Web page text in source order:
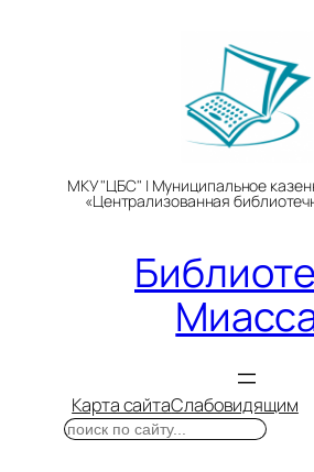
МКУ "ЦБС" | Муниципальное
«Централизованная
Карта сайтаСлабовидящим
Поиск